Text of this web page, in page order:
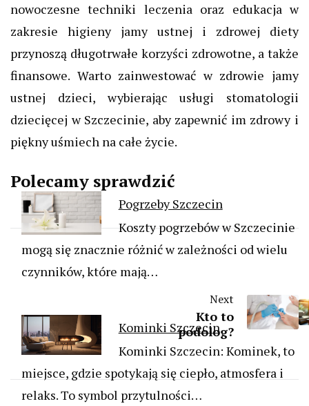
nowoczesne techniki leczenia oraz edukacja w
zakresie higieny jamy ustnej i zdrowej diety
przynoszą długotrwałe korzyści zdrowotne, a także
finansowe. Warto zainwestować w zdrowie jamy
ustnej dzieci, wybierając usługi stomatologii
dziecięcej w Szczecinie, aby zapewnić im zdrowy i
piękny uśmiech na całe życie.
Polecamy sprawdzić
Pogrzeby Szczecin
Koszty pogrzebów w Szczecinie
mogą się znacznie różnić w zależności od wielu
czynników, które mają…
Kominki Szczecin
Kominki Szczecin: Kominek, to
miejsce, gdzie spotykają się ciepło, atmosfera i
relaks. To symbol przytulności…
Next
Kto to
podolog?